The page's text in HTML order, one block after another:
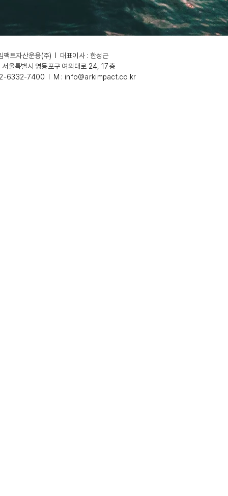
팩트자산운용(주) l 대표이사 : 한성근
서울특별시 영등포구 여의대로 24, 17층
6332-7400 l M : info@arkimpact.co.kr